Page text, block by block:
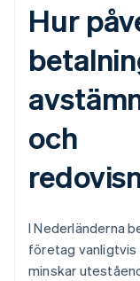
Hur
och
I Nederländerna
företag vanligtvis
minskar